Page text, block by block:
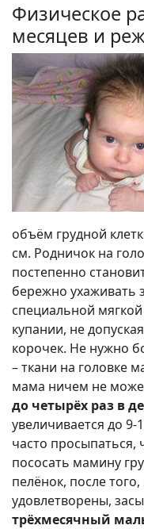
Физическое
месяцев и
объём грудной
см. Родничок на
постепенно
бережно ухаживать
специальной
купании, не
корочек. Не нужно
– ткани на головке
мама ничем не
до четырёх раз в
увеличивается до
часто просыпаться,
пососать мамину
пелёнок, после
удовлетворены,
трёхмесячный